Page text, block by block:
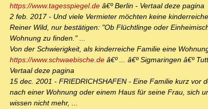
https://www.tagesspiegel.de â€º Berlin - Vertaal deze pagina
2 feb. 2017 - Und viele Vermieter möchten keine
Reiner Wild, nur bestätigen: "Ob Flüchtlinge oder
Wohnung zu finden." ...
Von der Schwierigkeit, als kinderreiche Familie eine
https://www.schwaebische.de â€º ... â€º Sigmaringen â€º
Vertaal deze pagina
15 dec. 2001 - FRIEDRICHSHAFEN - Eine Familie kurz
nach einer Wohnung oder einem Haus für seine Frau, sich
wissen nicht mehr, ...